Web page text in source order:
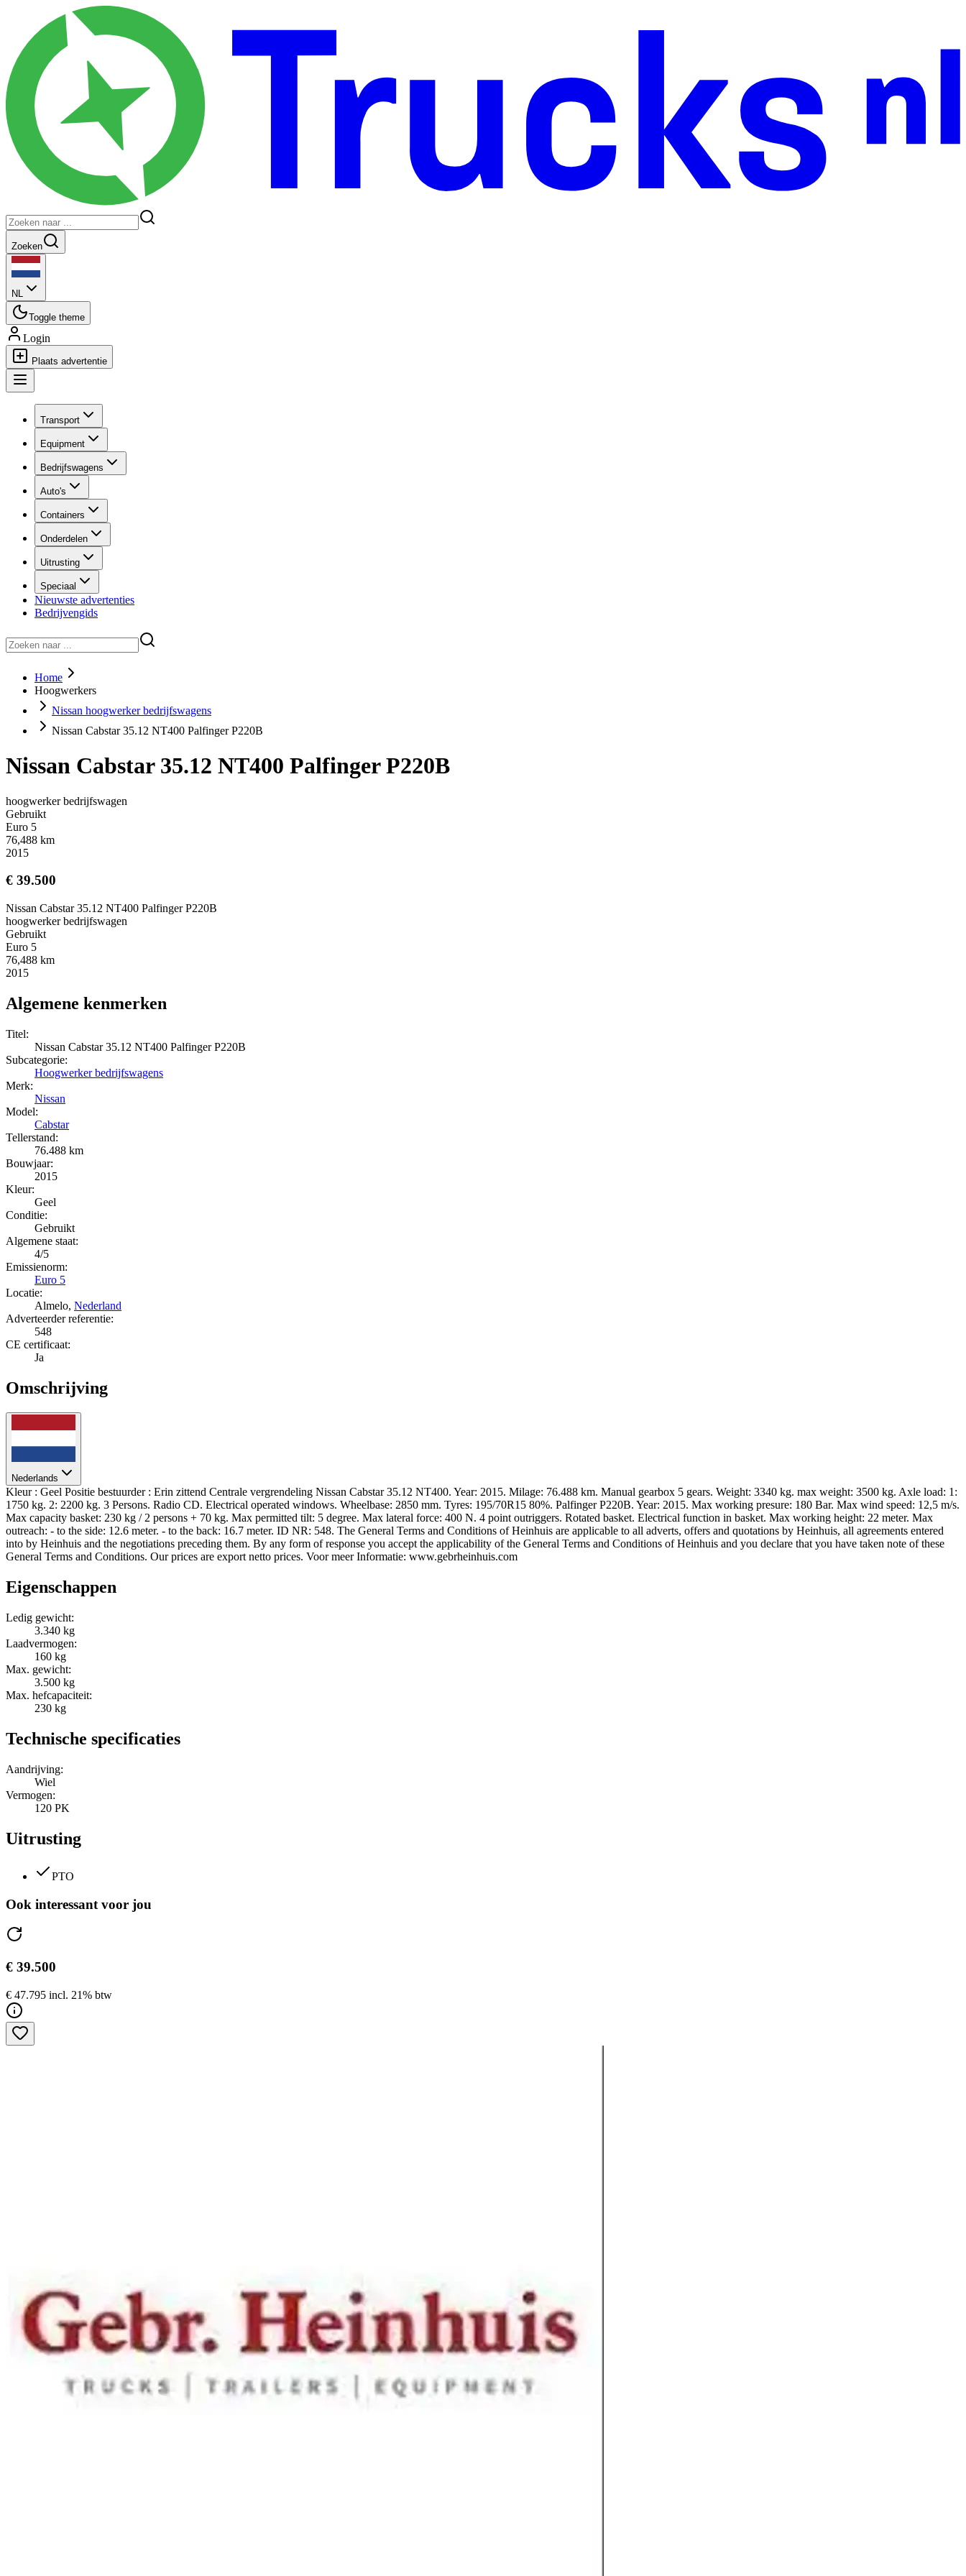
Zoeken
NL
Toggle theme
Login
Plaats advertentie
Transport
Equipment
Bedrijfswagens
Auto's
Containers
Onderdelen
Uitrusting
Speciaal
Nieuwste advertenties
Bedrijvengids
Home
Hoogwerkers
Nissan hoogwerker bedrijfswagens
Nissan Cabstar 35.12 NT400 Palfinger P220B
Nissan Cabstar 35.12 NT400 Palfinger P220B
hoogwerker bedrijfswagen
Gebruikt
Euro 5
76,488 km
2015
€ 39.500
Nissan Cabstar 35.12 NT400 Palfinger P220B
hoogwerker bedrijfswagen
Gebruikt
Euro 5
76,488 km
2015
Algemene kenmerken
Titel:
Nissan Cabstar 35.12 NT400 Palfinger P220B
Subcategorie:
Hoogwerker bedrijfswagens
Merk:
Nissan
Model:
Cabstar
Tellerstand:
76.488 km
Bouwjaar:
2015
Kleur:
Geel
Conditie:
Gebruikt
Algemene staat:
4/5
Emissienorm:
Euro 5
Locatie:
Almelo, Nederland
Adverteerder referentie:
548
CE certificaat:
Ja
Omschrijving
Nederlands
Kleur : Geel Positie bestuurder : Erin zittend Centrale vergrendeling Nissan Cabstar 35.12 NT400. Year: 2015. Milage: 76.488 km. Manual gearbox 5 gears. Weight: 3340 kg. max weight: 3500 kg. Axle load: 1:
1750 kg. 2: 2200 kg. 3 Persons. Radio CD. Electrical operated windows. Wheelbase: 2850 mm. Tyres: 195/70R15 80%. Palfinger P220B. Year: 2015. Max working presure: 180 Bar. Max wind speed: 12,5 m/s.
Max capacity basket: 230 kg / 2 persons + 70 kg. Max permitted tilt: 5 degree. Max lateral force: 400 N. 4 point outriggers. Rotated basket. Electrical function in basket. Max working height: 22 meter. Max
outreach: - to the side: 12.6 meter. - to the back: 16.7 meter. ID NR: 548. The General Terms and Conditions of Heinhuis are applicable to all adverts, offers and quotations by Heinhuis, all agreements entered
into by Heinhuis and the negotiations preceding them. By any form of response you accept the applicability of the General Terms and Conditions of Heinhuis and you declare that you have taken note of these
General Terms and Conditions. Our prices are export netto prices. Voor meer Informatie: www.gebrheinhuis.com
Eigenschappen
Ledig gewicht:
3.340 kg
Laadvermogen:
160 kg
Max. gewicht:
3.500 kg
Max. hefcapaciteit:
230 kg
Technische specificaties
Aandrijving:
Wiel
Vermogen:
120 PK
Uitrusting
PTO
Ook interessant voor jou
€ 39.500
€ 47.795 incl. 21% btw